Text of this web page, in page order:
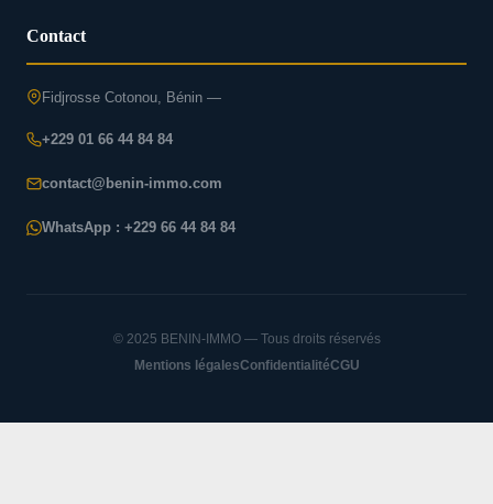
Contact
Fidjrosse Cotonou, Bénin —
+229 01 66 44 84 84
contact@benin-immo.com
WhatsApp : +229 66 44 84 84
© 2025 BENIN-IMMO — Tous droits réservés
Mentions légalesConfidentialitéCGU